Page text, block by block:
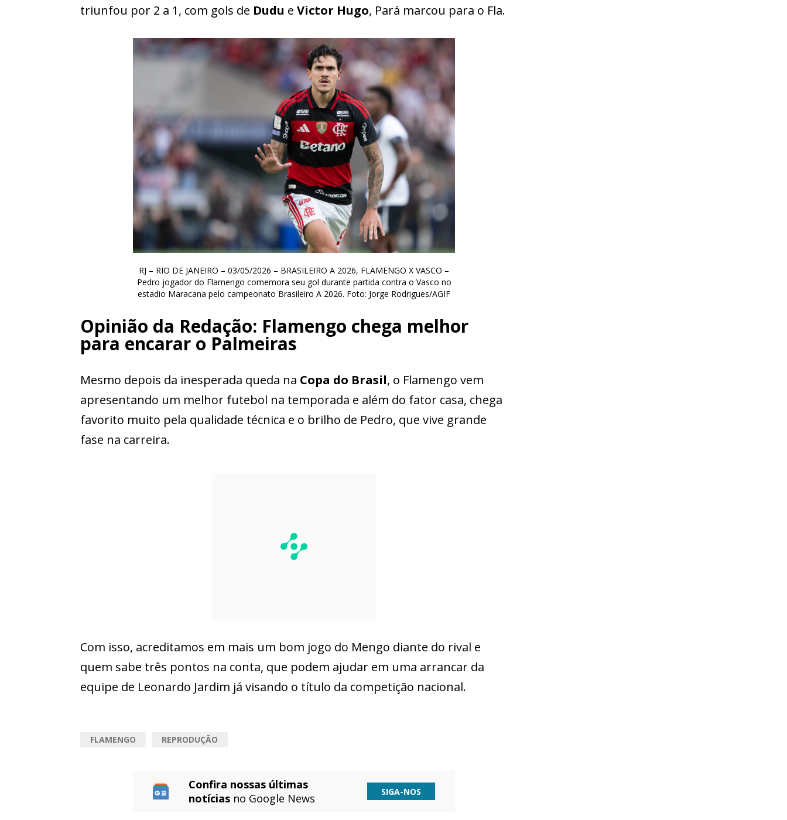
triunfou por 2 a 1, com gols de Dudu e Victor Hugo, Pará marcou para o Fla.
RJ – RIO DE JANEIRO – 03/05/2026 – BRASILEIRO A 2026, FLAMENGO X VASCO –
Pedro jogador do Flamengo comemora seu gol durante partida contra o Vasco no
estadio Maracana pelo campeonato Brasileiro A 2026. Foto: Jorge Rodrigues/AGIF
Opinião da Redação: Flamengo chega melhor
para encarar o Palmeiras
Mesmo depois da inesperada queda na Copa do Brasil, o Flamengo vem
apresentando um melhor futebol na temporada e além do fator casa, chega
favorito muito pela qualidade técnica e o brilho de Pedro, que vive grande
fase na carreira.
Com isso, acreditamos em mais um bom jogo do Mengo diante do rival e
quem sabe três pontos na conta, que podem ajudar em uma arrancar da
equipe de Leonardo Jardim já visando o título da competição nacional.
FLAMENGO REPRODUÇÃO
Confira nossas últimas
notícias no Google News SIGA-NOS